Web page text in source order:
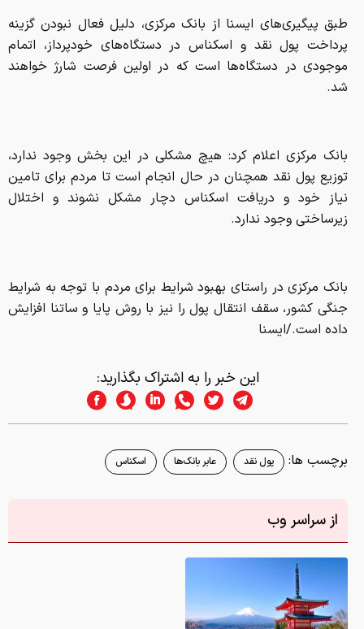
طبق پیگیری‌های ایسنا از بانک مرکزی، دلیل فعال نبودن گزینه
پرداخت پول نقد و اسکناس در دستگاه‌های خودپرداز، اتمام
موجودی در دستگاه‌ها است که در اولین فرصت شارژ خواهند
شد.
بانک مرکزی اعلام کرد: هیچ مشکلی در این بخش وجود ندارد،
توزیع پول نقد همچنان در حال انجام است تا مردم برای تامین
نیاز خود و دریافت اسکناس دچار مشکل نشوند و اختلال
زیرساختی وجود ندارد.
بانک مرکزی در راستای بهبود شرایط برای مردم با توجه به شرایط
جنگی کشور، سقف انتقال پول را نیز با روش پایا و ساتنا افزایش
داده است./ایسنا
این خبر را به اشتراک بگذارید:
برچسب ها: پول نقد عابر بانک‌ها اسکناس
از سراسر وب